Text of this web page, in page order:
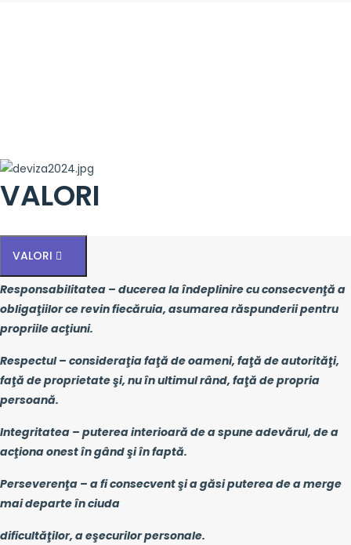
VALORI
VALORI
Responsabilitatea – ducerea la îndeplinire cu consecvenţă a
obligaţiilor ce revin fiecăruia, asumarea răspunderii pentru
propriile acţiuni.
Respectul – consideraţia faţă de oameni, faţă de autorităţi,
faţă de proprietate şi, nu în ultimul rând, faţă de propria
persoană.
Integritatea – puterea interioară de a spune adevărul, de a
acţiona onest în gând şi în faptă.
Perseverenţa – a fi consecvent şi a găsi puterea de a merge
mai departe în ciuda
dificultăţilor, a eşecurilor personale.